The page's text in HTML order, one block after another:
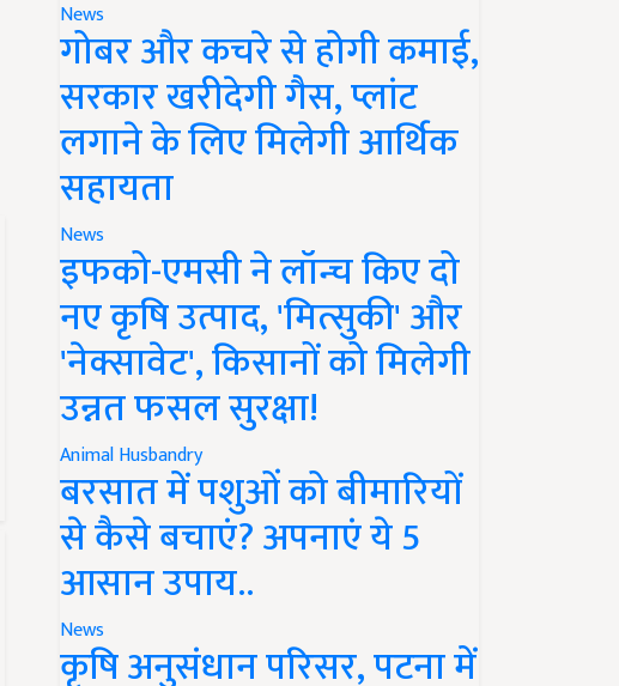
News
गोबर और कचरे से होगी कमाई,
सरकार खरीदेगी गैस, प्लांट
लगाने के लिए मिलेगी आर्थिक
सहायता
News
इफको-एमसी ने लॉन्च किए दो
नए कृषि उत्पाद, 'मित्सुकी' और
'नेक्सावेट', किसानों को मिलेगी
उन्नत फसल सुरक्षा!
Animal Husbandry
बरसात में पशुओं को बीमारियों
से कैसे बचाएं? अपनाएं ये 5
आसान उपाय..
News
कृषि अनुसंधान परिसर, पटना में